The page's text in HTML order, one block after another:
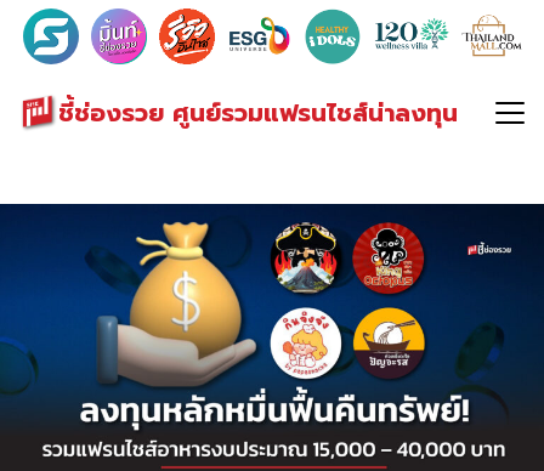
ชี้ช่องรวย ศูนย์รวมแฟรนไชส์น่าลงทุน
Search
for: